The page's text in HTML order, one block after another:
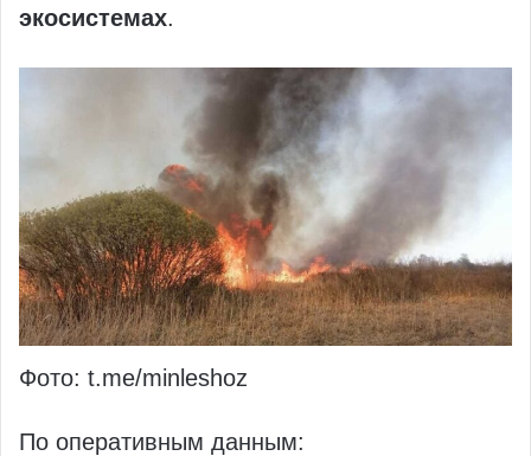
экосистемах.
Фото: t.me/minleshoz
По оперативным данным: